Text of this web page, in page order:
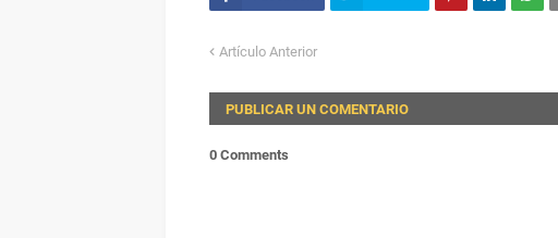
Artículo Anterior
PUBLICAR UN COMENTARIO
0 Comments